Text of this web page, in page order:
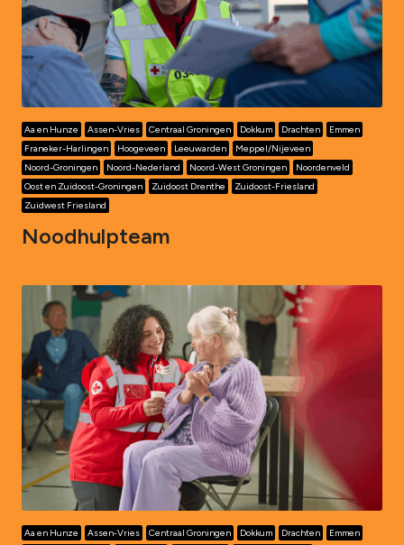
Aa en Hunze Assen-Vries Centraal Groningen Dokkum Drachten
Emmen
Franeker-Harlingen
Hoogeveen Leeuwarden
Meppel/Nijeveen
Noord-Groningen
Noord-Nederland Noord-West Groningen
Noordenveld
Oost en Zuidoost-Groningen
Zuidoost Drenthe
Zuidoost-Friesland
Zuidwest Friesland
Noodhulpteam
Aa en Hunze Assen-Vries Centraal Groningen Dokkum Drachten
Emmen